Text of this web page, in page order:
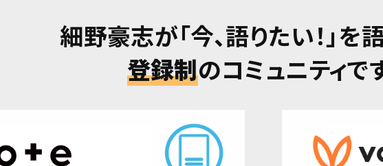
細野豪志が「今、語りたい！」を
登録制のコミュニティです